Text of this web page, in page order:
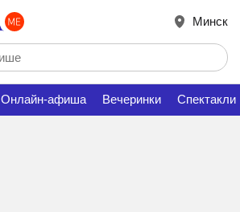
Минск
Онлайн-афиша Вечеринки Спектакли